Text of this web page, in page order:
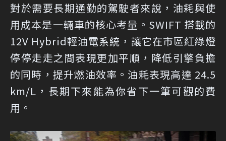
對於需要長期通勤的駕駛者來說，油耗與使
用成本是一輛車的核心考量。SWIFT 搭載的
12V Hybrid輕油電系統，讓它在市區紅綠燈
停停走走之間表現更加平順，降低引擎負擔
的同時，提升燃油效率。油耗表現高達 24.5
km/L，長期下來能為你省下一筆可觀的費
用。